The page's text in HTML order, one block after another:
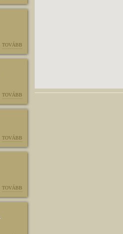
TOVÁBB
TOVÁBB
TOVÁBB
TOVÁBB